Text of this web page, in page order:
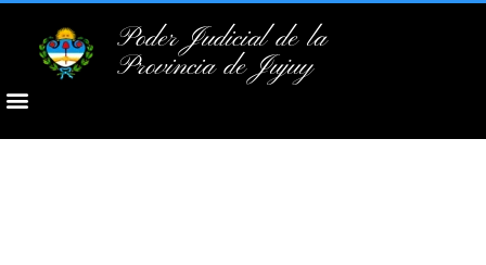
Poder Judicial de la
Provincia de Jujuy